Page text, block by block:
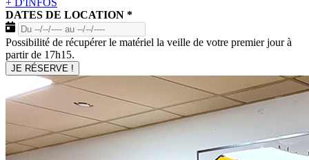
DATES DE LOCATION *
Possibilité de récupérer le matériel la veille de votre premier jour à
partir de 17h15.
JE RÉSERVE !